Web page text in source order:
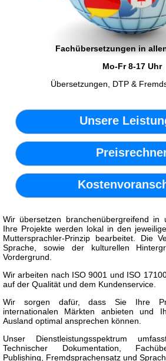
Fachübersetzungen in
Mo-Fr 8-17 Uhr
Übersetzungen, DTP &
Unsere
Wir übersetzen branchenübergreifend in
Ihre Projekte werden lokal in den
Muttersprachler-Prinzip bearbeitet. Die
Sprache, sowie der kulturellen
Vordergrund.
Wir arbeiten nach ISO 9001 und ISO
auf der Qualität und dem Kundenservice.
Wir sorgen dafür, dass Sie Ihre
internationalen Märkten anbieten und
Ausland optimal ansprechen können.
Unser Dienstleistungsspektrum
Technischer Dokumentation,
Publishing, Fremdsprachensatz und